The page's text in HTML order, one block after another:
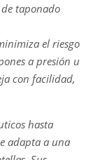
taponado
el riesgo
a presión u
con facilidad,
hasta
adapta a una